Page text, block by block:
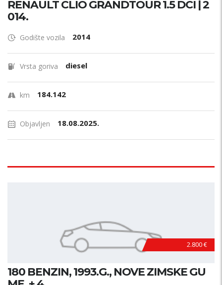
RENAULT CLIO GRANDTOUR 1.5 DCI | 2
014.
Godište vozila 2014
Vrsta goriva diesel
km 184.142
Objavljen 18.08.2025.
2.800 €
180 BENZIN, 1993.G., NOVE ZIMSKE GU